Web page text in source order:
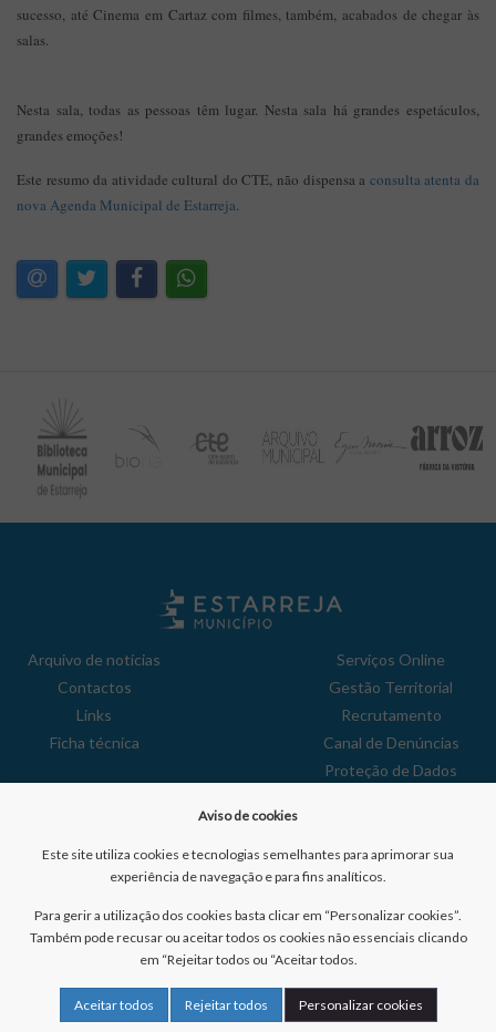
sucesso, até Cinema em Cartaz com filmes, também, acabados de chegar às
salas.
Nesta sala, todas as pessoas têm lugar. Nesta sala há grandes espetáculos,
grandes emoções!
Este resumo da atividade cultural do CTE, não dispensa a consulta atenta da
nova Agenda Municipal de Estarreja.
Arquivo de notícias
Contactos
Links
Ficha técnica
Serviços Online
Gestão Territorial
Recrutamento
Canal de Denúncias
Proteção de Dados
Reclamações
41055667
Aviso de cookies
Este site utiliza cookies e tecnologias semelhantes para aprimorar sua
experiência de navegação e para fins analíticos.
Para gerir a utilização dos cookies basta clicar em “Personalizar cookies”.
Também pode recusar ou aceitar todos os cookies não essenciais clicando
em “Rejeitar todos ou “Aceitar todos.
Aceitar todos Rejeitar todos Personalizar cookies